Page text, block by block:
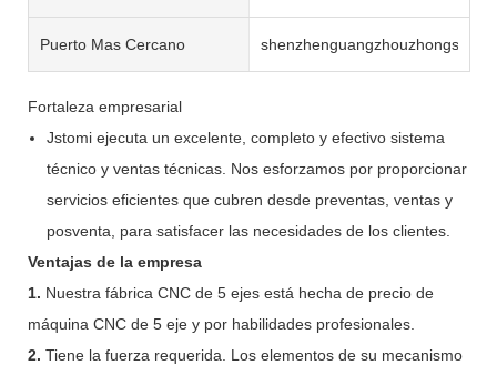
Puerto Mas Cercano shenzhenguangzhouzhongshan
Fortaleza empresarial
Jstomi ejecuta un excelente, completo y efectivo sistema
técnico y ventas técnicas. Nos esforzamos por proporcionar
servicios eficientes que cubren desde preventas, ventas y
posventa, para satisfacer las necesidades de los clientes.
Ventajas de la empresa
1. Nuestra fábrica CNC de 5 ejes está hecha de precio de
máquina CNC de 5 eje y por habilidades profesionales.
2. Tiene la fuerza requerida. Los elementos de su mecanismo